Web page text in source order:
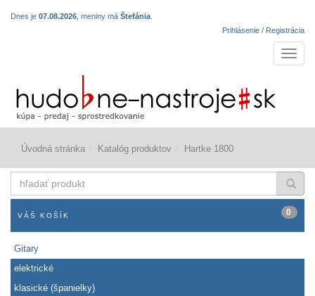
Dnes je 07.08.2026 , meniny má Štefánia
Prihlásenie / Registrácia
Úvodná stránka Katalóg produktov Hartke 1800
produkt
VÁŠ KOŠÍK 0
Gitary
elektrické
klasické (španielky)